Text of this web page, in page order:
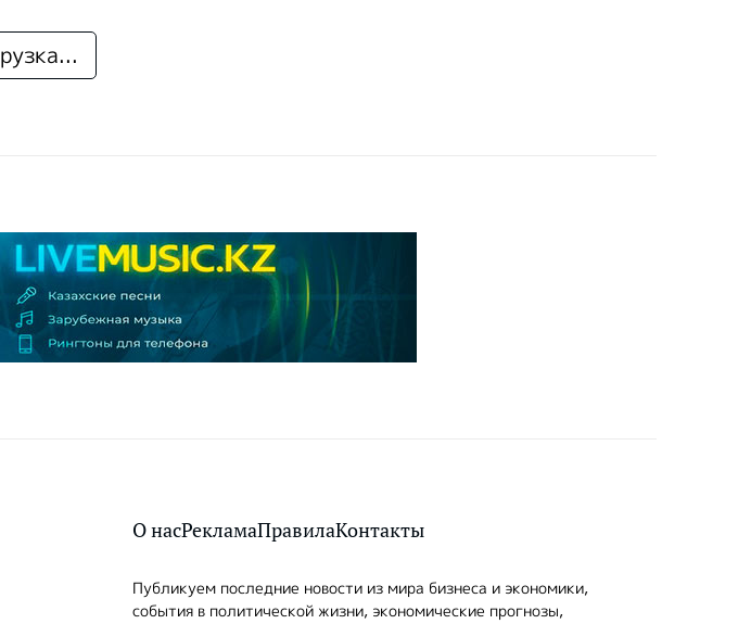
О насРекламаПравилаКонтакты
Публикуем последние новости из мира бизнеса и экономики,
события в политической жизни, экономические прогнозы,